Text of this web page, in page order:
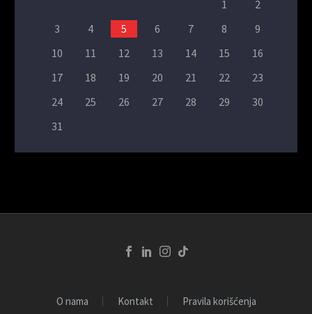
1
2
3
4 5 6 7 8
9
10
11 12 13 14 15
16
17
18 19 20 21 22
23
24
25 26 27 28 29
30
31
O nama Kontakt Pravila korišćenja